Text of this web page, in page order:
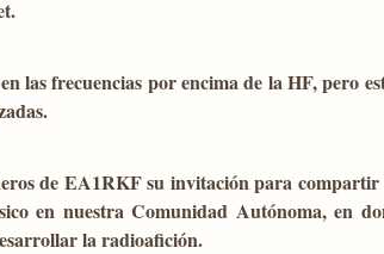
las frecuencias por encima de la HF, pero
de EA1RKF su invitación para
en nuestra Comunidad Autónoma, en
la radioafición.